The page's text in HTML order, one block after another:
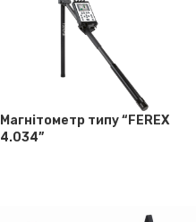
Магнітометр типу “FEREX
4.034”